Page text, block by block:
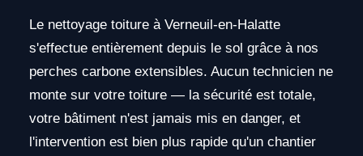
Le nettoyage toiture à Verneuil-en-Halatte
s'effectue entièrement depuis le sol grâce à nos
perches carbone extensibles. Aucun technicien ne
monte sur votre toiture — la sécurité est totale,
votre bâtiment n'est jamais mis en danger, et
l'intervention est bien plus rapide qu'un chantier